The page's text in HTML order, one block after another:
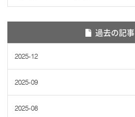
過去の記事
2025-12
2025-09
2025-08